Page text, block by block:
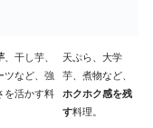
、干し芋、
ツなど、強
を活かす料
天ぷら、大学
芋、煮物など、
ホクホク感を残
す料理。